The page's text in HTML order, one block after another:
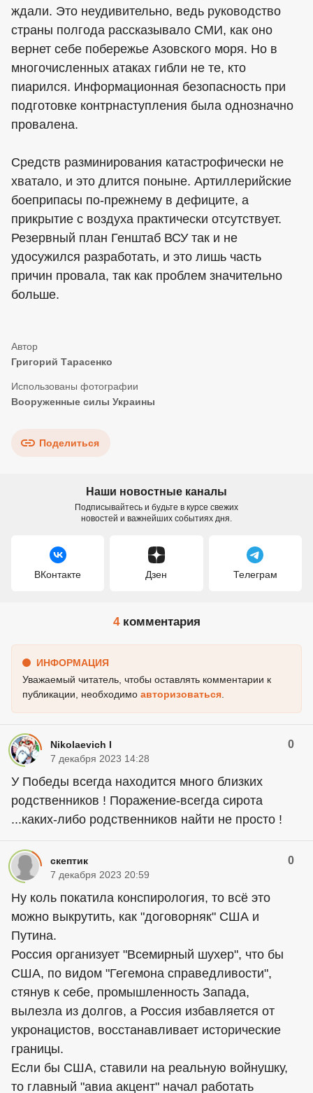
ждали. Это неудивительно, ведь руководство
страны полгода рассказывало СМИ, как оно
вернет себе побережье Азовского моря. Но в
многочисленных атаках гибли не те, кто
пиарился. Информационная безопасность при
подготовке контрнаступления была однозначно
провалена.
Средств разминирования катастрофически не
хватало, и это длится поныне. Артиллерийские
боеприпасы по-прежнему в дефиците, а
прикрытие с воздуха практически отсутствует.
Резервный план Генштаб ВСУ так и не
удосужился разработать, и это лишь часть
причин провала, так как проблем значительно
больше.
Григорий Тарасенко
Вооруженные силы Украины
Поделиться
Наши новостные каналы
Подписывайтесь и будьте в курсе свежих
новостей и важнейших событиях дня.
ВКонтакте Дзен Телеграм
4комментария
ИНФОРМАЦИЯ
Уважаемый читатель, чтобы оставлять комментарии к
публикации, необходимо авторизоваться
Nikolaevich I 0
7 декабря 2023 14:28
У Победы всегда находится много близких
родственников ! Поражение-всегда сирота
...каких-либо родственников найти не просто !
скептик 0
7 декабря 2023 20:59
Ну коль покатила конспирология, то всё это
можно выкрутить, как "договорняк" США и
Путина.
Россия организует "Всемирный шухер", что бы
США, по видом "Гегемона справедливости",
стянув к себе, промышленность Запада,
вылезла из долгов, а Россия избавляется от
укронацистов, восстанавливает исторические
границы.
Если бы США, ставили на реальную войнушку,
то главный "авиа акцент" начал работать